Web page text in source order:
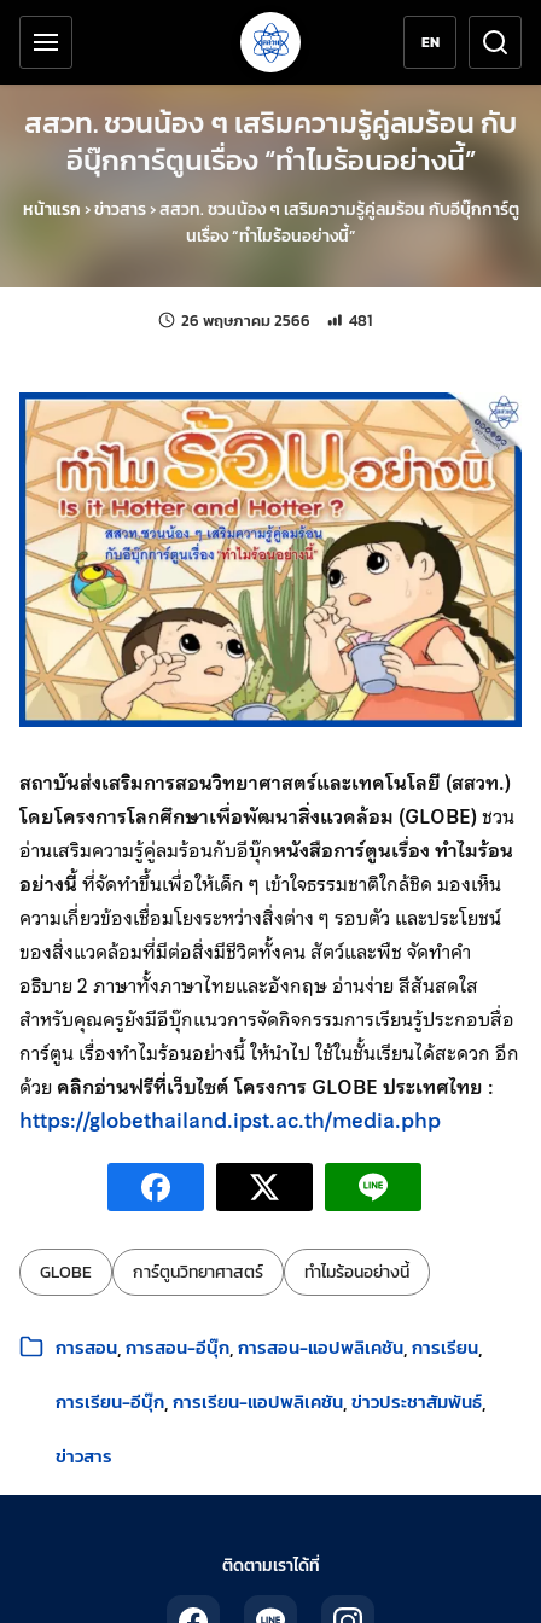
ข้ามไปยังเนื้อหาหลัก
เครื่องมือช่วยเหลือ
EN
สสวท. ชวนน้อง ๆ เสริมความรู้คู่ลมร้อน กับ
อีบุ๊กการ์ตูนเรื่อง “ทำไมร้อนอย่างนี้”
หน้าแรก›ข่าวสาร›สสวท. ชวนน้อง ๆ เสริมความรู้คู่ลมร้อน กับอีบุ๊กการ์ตู
นเรื่อง “ทำไมร้อนอย่างนี้”
26 พฤษภาคม 2566 แก้ไขล่าสุดเมื่อ:
จำนวนการเข้าชม 481 ครั้ง
481
สถาบันส่งเสริมการสอนวิทยาศาสตร์และเทคโนโลยี (สสวท.)
โดยโครงการโลกศึกษาเพื่อพัฒนาสิ่งแวดล้อม (GLOBE)ชวน
อ่านเสริมความรู้คู่ลมร้อนกับอีบุ๊กหนังสือการ์ตูนเรื่องทำไมร้อน
อย่างนี้ที่จัดทำขึ้นเพื่อให้เด็ก ๆ เข้าใจธรรมชาติใกล้ชิด มองเห็น
ความเกี่ยวข้องเชื่อมโยงระหว่างสิ่งต่าง ๆ รอบตัว และประโยชน์
ของสิ่งแวดล้อมที่มีต่อสิ่งมีชีวิตทั้งคน สัตว์และพืช จัดทำคำ
อธิบาย 2 ภาษาทั้งภาษาไทยและอังกฤษ อ่านง่าย สีสันสดใส
สำหรับคุณครูยังมีอีบุ๊กแนวการจัดกิจกรรมการเรียนรู้ประกอบสื่อ
การ์ตูน เรื่องทำไมร้อนอย่างนี้ ให้นำไป ใช้ในชั้นเรียนได้สะดวก อีก
ด้วยคลิกอ่านฟรีที่เว็บไซต์ โครงการ GLOBE ประเทศไทย :
https://globethailand.ipst.ac.th/media.php
ป้ายกำกับ:
GLOBE การ์ตูนวิทยาศาสตร์ ทำไมร้อนอย่างนี้
หมวดหมู่:
การสอน การสอน-อีบุ๊ก การสอน-แอปพลิเคชัน การเรียน
การเรียน-อีบุ๊ก การเรียน-แอปพลิเคชัน ข่าวประชาสัมพันธ์
ข่าวสาร
ติดตามเราได้ที่